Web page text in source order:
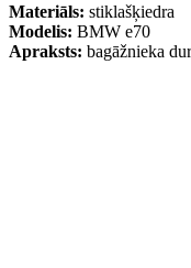
Materiāls: stiklašķiedra
Modelis: BMW e70
Apraksts: bagāžnieka